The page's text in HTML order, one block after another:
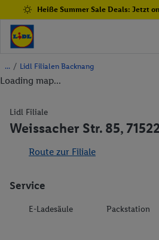
Heiße Summer Sale Deals: Jetzt
/ Lidl Filialen Backnang
Loading map...
Lidl Filiale
Weissacher Str. 85,
Route zur Filiale
Service
E-Ladesäule Packstation